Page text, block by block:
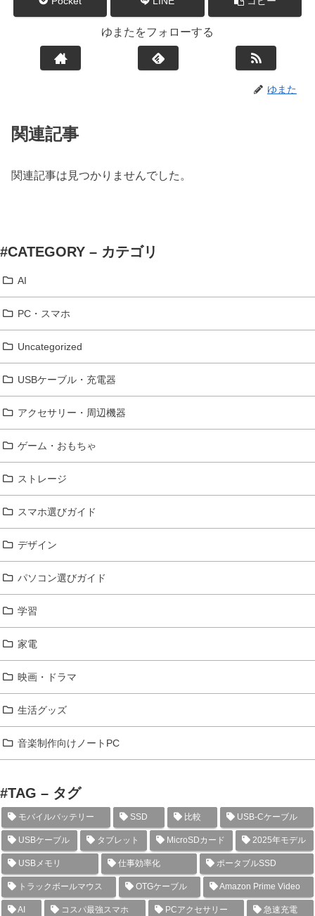
ゆまたをフォローする
ゆまた
関連記事
関連記事は見つかりませんでした。
#CATEGORY – カテゴリ
AI
PC・スマホ
Uncategorized
USBケーブル・充電器
アクセサリー・周辺機器
ゲーム・おもちゃ
ストレージ
スマホ選びガイド
デザイン
パソコン選びガイド
学習
家電
映画・ドラマ
生活グッズ
音楽制作向けノートPC
#TAG – タグ
モバイルバッテリー SSD 比較 USB-Cケーブル
USBケーブル タブレット MicroSDカード 2025年モデル
USBメモリ 仕事効率化 ポータブルSSD
トラックボールマウス OTGケーブル Amazon Prime Video
AI コスパ最強スマホ PCアクセサリー 急速充電